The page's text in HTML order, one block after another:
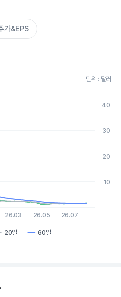
가&EPS
단위 : 달러
values. Data ranges from
20일 60일
26.03 26.05 26.07
10
20
30
40